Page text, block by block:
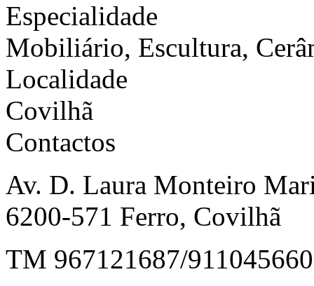
Especialidade
Mobiliário, Escultura,
Localidade
Covilhã
Contactos
Av. D. Laura Monteiro
6200-571 Ferro, Covilhã
TM 967121687/911045660